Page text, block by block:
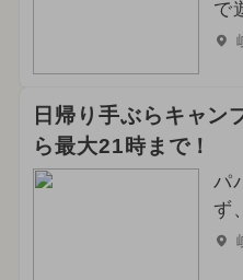
2023年11月のイベン
2024年4月のイベント
2024年5月のイベント
夏休み（涼しい）
で
日帰り手ぶらキャ
ら最大21時まで！
パ
ず